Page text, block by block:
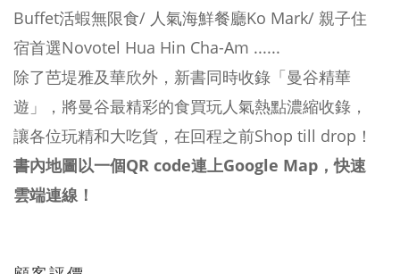
Buffet活蝦無限食/ 人氣海鮮餐廳Ko Mark/ 親子住
宿首選Novotel Hua Hin Cha-Am ......
除了芭堤雅及華欣外，新書同時收錄「曼谷精華
遊」，將曼谷最精彩的食買玩人氣熱點濃縮收錄，
讓各位玩精和大吃貨，在回程之前Shop till drop！
書內地圖以一個QR code連上Google Map，快速
雲端連線！